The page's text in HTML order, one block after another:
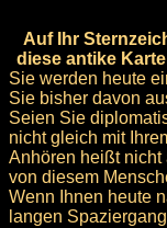
Auf Ihr
diese antike
Sie werden heute
Sie bisher davon
Seien Sie
nicht gleich mit
Anhören heißt nicht
von diesem
Wenn Ihnen heute
langen